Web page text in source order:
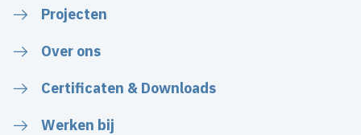
Projecten
Over ons
Certificaten & Downloads
Werken bij